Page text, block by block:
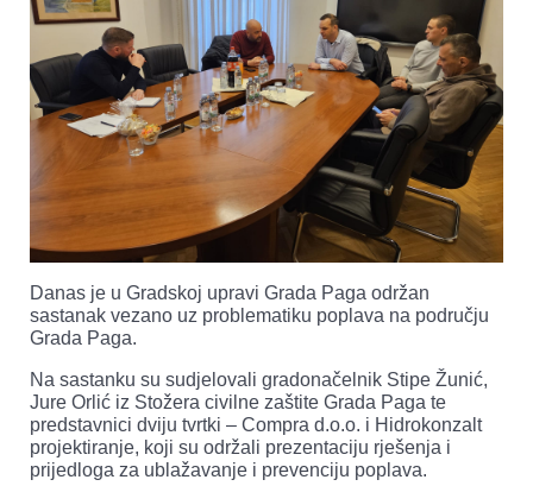
Danas je u Gradskoj upravi Grada Paga održan
sastanak vezano uz problematiku poplava na području
Grada Paga.
Na sastanku su sudjelovali gradonačelnik Stipe Žunić,
Jure Orlić iz Stožera civilne zaštite Grada Paga te
predstavnici dviju tvrtki – Compra d.o.o. i Hidrokonzalt
projektiranje, koji su održali prezentaciju rješenja i
prijedloga za ublažavanje i prevenciju poplava.